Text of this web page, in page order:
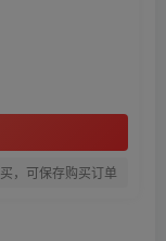
，可保存购买订单